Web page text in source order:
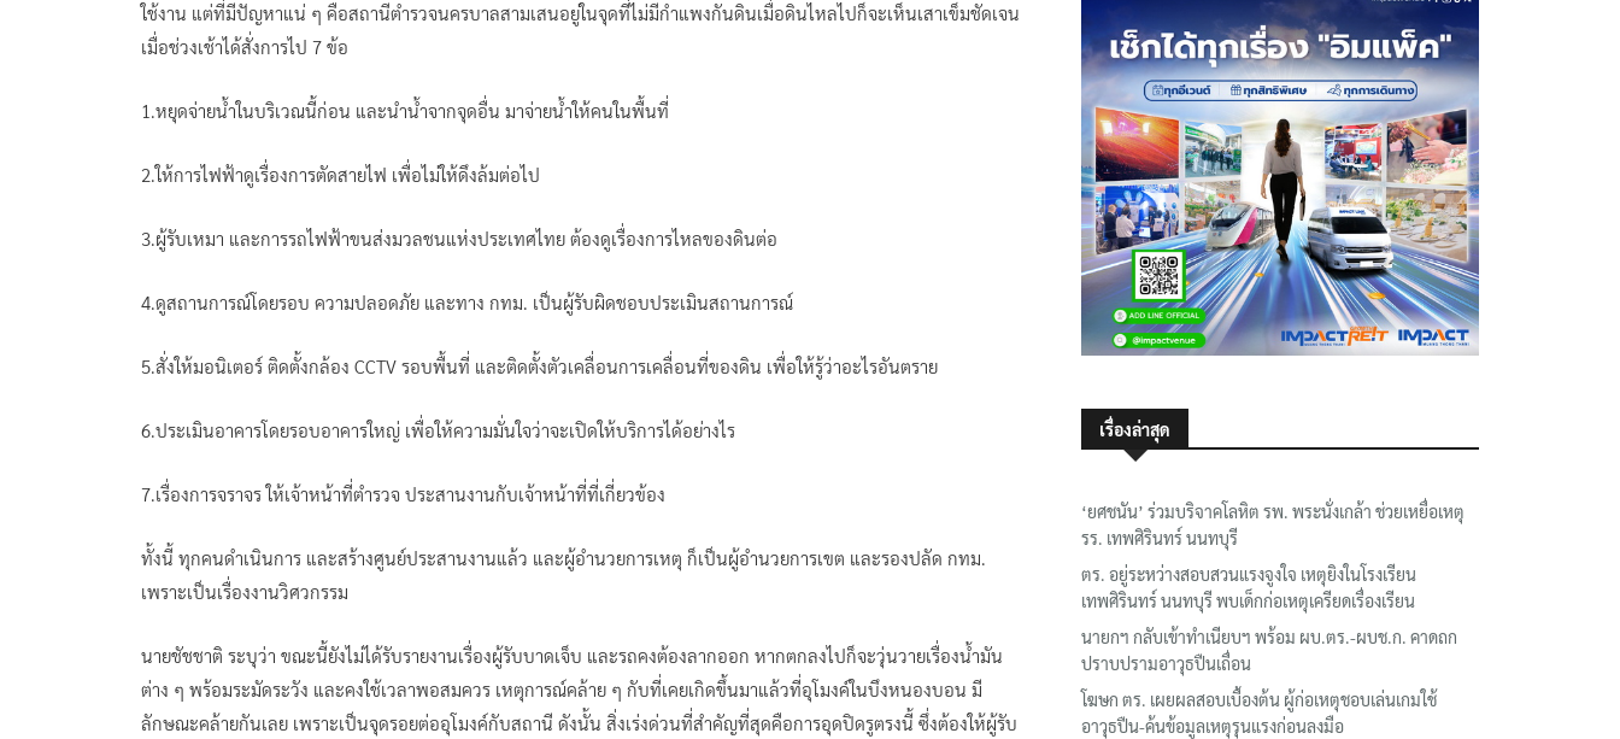
ใช้งาน แต่ที่มีปัญหาแน่ ๆ คือสถานีตำรวจนครบาลสามเสนอยู่ในจุดที่ไม่มีกำแพงกันดินเมื่อดินไหลไปก็จะเห็นเสาเข็มชัดเจน
เมื่อช่วงเช้าได้สั่งการไป 7 ข้อ
1.หยุดจ่ายน้ำในบริเวณนี้ก่อน และนำน้ำจากจุดอื่น มาจ่ายน้ำให้คนในพื้นที่
2.ให้การไฟฟ้าดูเรื่องการตัดสายไฟ เพื่อไม่ให้ดึงล้มต่อไป
3.ผู้รับเหมา และการรถไฟฟ้าขนส่งมวลชนแห่งประเทศไทย ต้องดูเรื่องการไหลของดินต่อ
4.ดูสถานการณ์โดยรอบ ความปลอดภัย และทาง กทม. เป็นผู้รับผิดชอบประเมินสถานการณ์
5.สั่งให้มอนิเตอร์ ติดตั้งกล้อง CCTV รอบพื้นที่ และติดตั้งตัวเคลื่อนการเคลื่อนที่ของดิน เพื่อให้รู้ว่าอะไรอันตราย
6.ประเมินอาคารโดยรอบอาคารใหญ่ เพื่อให้ความมั่นใจว่าจะเปิดให้บริการได้อย่างไร
7.เรื่องการจราจร ให้เจ้าหน้าที่ตำรวจ ประสานงานกับเจ้าหน้าที่ที่เกี่ยวข้อง
ทั้งนี้ ทุกคนดำเนินการ และสร้างศูนย์ประสานงานแล้ว และผู้อำนวยการเหตุ ก็เป็นผู้อำนวยการเขต และรองปลัด กทม.
เพราะเป็นเรื่องงานวิศวกรรม
นายชัชชาติ ระบุว่า ขณะนี้ยังไม่ได้รับรายงานเรื่องผู้รับบาดเจ็บ และรถคงต้องลากออก หากตกลงไปก็จะวุ่นวายเรื่องน้ำมัน
ต่าง ๆ พร้อมระมัดระวัง และคงใช้เวลาพอสมควร เหตุการณ์คล้าย ๆ กับที่เคยเกิดขึ้นมาแล้วที่อุโมงค์ในบึงหนองบอน มี
ลักษณะคล้ายกันเลย เพราะเป็นจุดรอยต่ออุโมงค์กับสถานี ดังนั้น สิ่งเร่งด่วนที่สำคัญที่สุดคือการอุดปิดรูตรงนี้ ซึ่งต้องให้ผู้รับ
เรื่องล่าสุด
‘ยศชนัน’ ร่วมบริจาคโลหิต รพ. พระนั่งเกล้า ช่วยเหยื่อเหตุ
รร. เทพศิรินทร์ นนทบุรี
ตร. อยู่ระหว่างสอบสวนแรงจูงใจ เหตุยิงในโรงเรียน
เทพศิรินทร์ นนทบุรี พบเด็กก่อเหตุเครียดเรื่องเรียน
นายกฯ กลับเข้าทำเนียบฯ พร้อม ผบ.ตร.-ผบช.ก. คาดถก
ปราบปรามอาวุธปืนเถื่อน
โฆษก ตร. เผยผลสอบเบื้องต้น ผู้ก่อเหตุชอบเล่นเกมใช้
อาวุธปืน-ค้นข้อมูลเหตุรุนแรงก่อนลงมือ